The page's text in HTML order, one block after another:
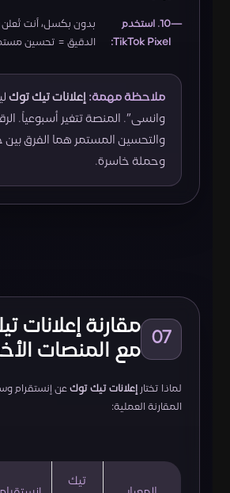
10. استخدم
TikTok Pixel:
بدون بكسل، أنت تُعلن
الدقيق = تحسين
ملاحظة مهمة: إعلانات تيك توك
وانسى”. المنصة تتغير أسبوعياً.
والتحسين المستمر هما الفرق بين
وحملة خاسرة.
07
مقارنة إعلانات
مع المنصات
لماذا تختار إعلانات تيك توك عن إنستقرام
المقارنة العملية:
تيك